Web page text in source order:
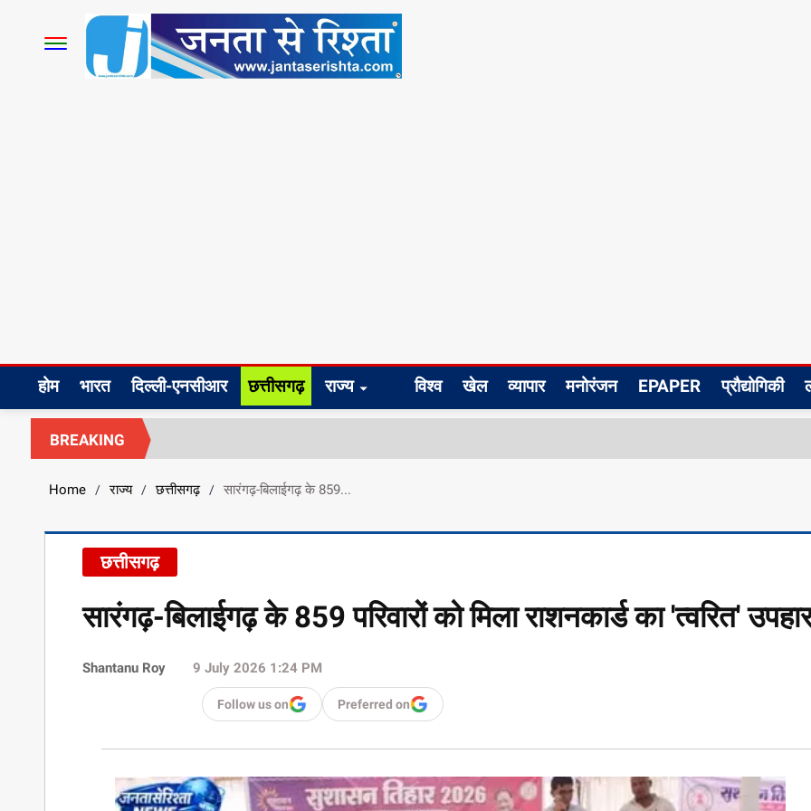
होम भारत दिल्ली-एनसीआर छत्तीसगढ़ राज्य विश्व खेल व्यापार मनोरंजन EPAPER प्रौद्योगिकी
BREAKING
Home / राज्य / छत्तीसगढ़ / सारंगढ़-बिलाईगढ़ के 859...
छत्तीसगढ़
सारंगढ़-बिलाईगढ़ के 859 परिवारों को मिला राशनकार्ड का 'त्वरित'
Shantanu Roy 9 July 2026 1:24 PM
Follow us on Preferred on